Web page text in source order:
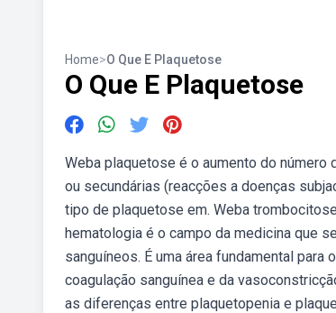
Home>O Que E Plaquetose
O Que E Plaquetose
Weba plaquetose é o aumento do
ou secundárias (reacções a doenças
tipo de plaquetose em. Weba
hematologia é o campo da medicina que
sanguíneos. É uma área fundamental
coagulação sanguínea e da
as diferenças entre plaquetopenia e